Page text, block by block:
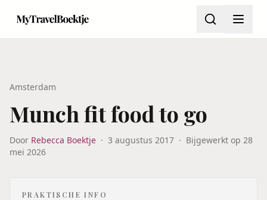
Amsterdam
Munch fit food to go
Door Rebecca Boektje · 3 augustus 2017 · Bijgewerkt op 28
mei 2026
PRAKTISCHE INFO